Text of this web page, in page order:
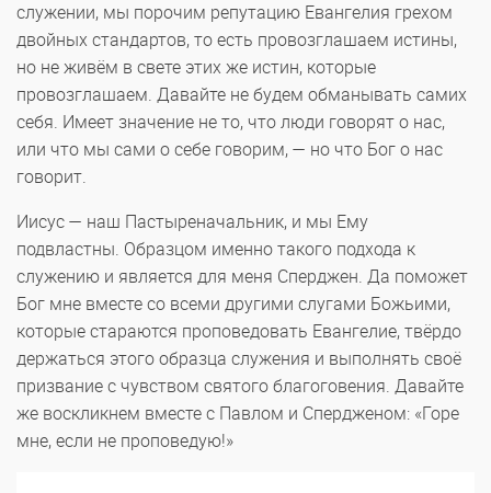
служении, мы порочим репутацию Евангелия грехом
двойных стандартов, то есть провозглашаем истины,
но не живём в свете этих же истин, которые
провозглашаем. Давайте не будем обманывать самих
себя. Имеет значение не то, что люди говорят о нас,
или что мы сами о себе говорим, — но что Бог о нас
говорит.
Иисус — наш Пастыреначальник, и мы Ему
подвластны. Образцом именно такого подхода к
служению и является для меня Сперджен. Да поможет
Бог мне вместе со всеми другими слугами Божьими,
которые стараются проповедовать Евангелие, твёрдо
держаться этого образца служения и выполнять своё
призвание с чувством святого благоговения. Давайте
же воскликнем вместе с Павлом и Спердженом: «Горе
мне, если не проповедую!»